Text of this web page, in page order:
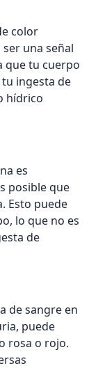
color
una señal
que tu cuerpo
ingesta de
hídrico
es
posible que
Esto puede
lo que no es
de
de sangre en
puede
rosa o rojo.